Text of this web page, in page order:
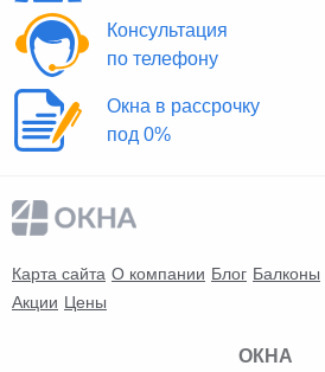
Консультация
по телефону
Окна в рассрочку
под 0%
Карта сайта О компании Блог Балконы
Акции Цены
ОКНА